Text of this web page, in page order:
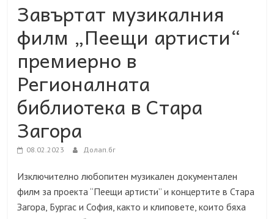
Завъртат музикалния
филм „Пеещи артисти“
премиерно в
Регионалната
библиотека в Стара
Загора
08.02.2023 Долап.бг
Изключително любопитен музикален документален
филм за проекта “Пеещи артисти” и концертите в Стара
Загора, Бургас и София, както и клиповете, които бяха